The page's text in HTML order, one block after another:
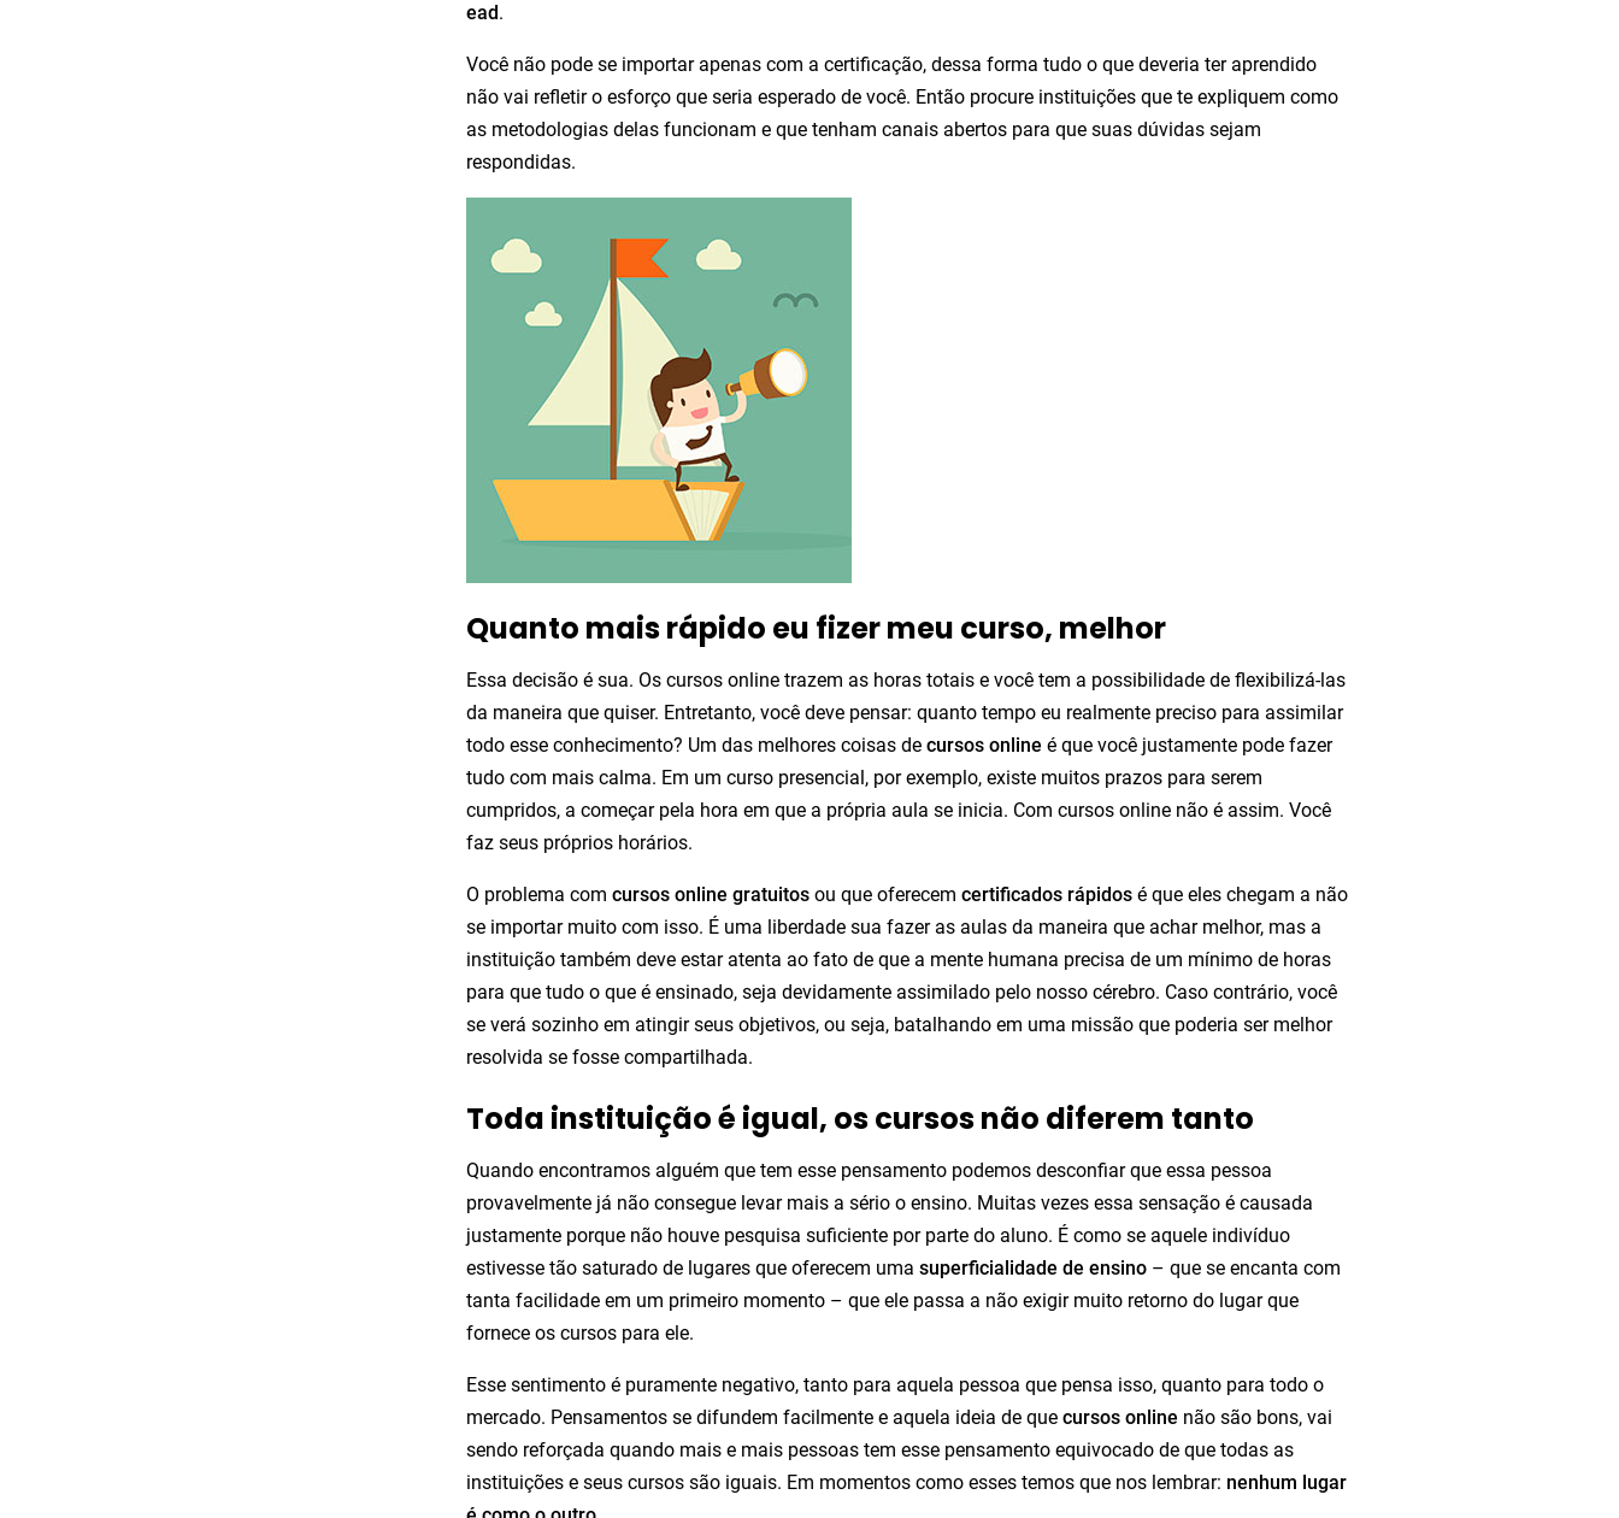
ead.
Você não pode se importar apenas com a certificação, dessa forma tudo o que deveria ter aprendido
não vai refletir o esforço que seria esperado de você. Então procure instituições que te expliquem como
as metodologias delas funcionam e que tenham canais abertos para que suas dúvidas sejam
respondidas.
Quanto mais rápido eu fizer meu curso, melhor
Essa decisão é sua. Os cursos online trazem as horas totais e você tem a possibilidade de flexibilizá-las
da maneira que quiser. Entretanto, você deve pensar: quanto tempo eu realmente preciso para assimilar
todo esse conhecimento? Um das melhores coisas de cursos online é que você justamente pode fazer
tudo com mais calma. Em um curso presencial, por exemplo, existe muitos prazos para serem
cumpridos, a começar pela hora em que a própria aula se inicia. Com cursos online não é assim. Você
faz seus próprios horários.
O problema com cursos online gratuitos ou que oferecem certificados rápidos é que eles chegam a não
se importar muito com isso. É uma liberdade sua fazer as aulas da maneira que achar melhor, mas a
instituição também deve estar atenta ao fato de que a mente humana precisa de um mínimo de horas
para que tudo o que é ensinado, seja devidamente assimilado pelo nosso cérebro. Caso contrário, você
se verá sozinho em atingir seus objetivos, ou seja, batalhando em uma missão que poderia ser melhor
resolvida se fosse compartilhada.
Toda instituição é igual, os cursos não diferem tanto
Quando encontramos alguém que tem esse pensamento podemos desconfiar que essa pessoa
provavelmente já não consegue levar mais a sério o ensino. Muitas vezes essa sensação é causada
justamente porque não houve pesquisa suficiente por parte do aluno. É como se aquele indivíduo
estivesse tão saturado de lugares que oferecem uma superficialidade de ensino – que se encanta com
tanta facilidade em um primeiro momento – que ele passa a não exigir muito retorno do lugar que
fornece os cursos para ele.
Esse sentimento é puramente negativo, tanto para aquela pessoa que pensa isso, quanto para todo o
mercado. Pensamentos se difundem facilmente e aquela ideia de que cursos online não são bons, vai
sendo reforçada quando mais e mais pessoas tem esse pensamento equivocado de que todas as
instituições e seus cursos são iguais. Em momentos como esses temos que nos lembrar: nenhum lugar